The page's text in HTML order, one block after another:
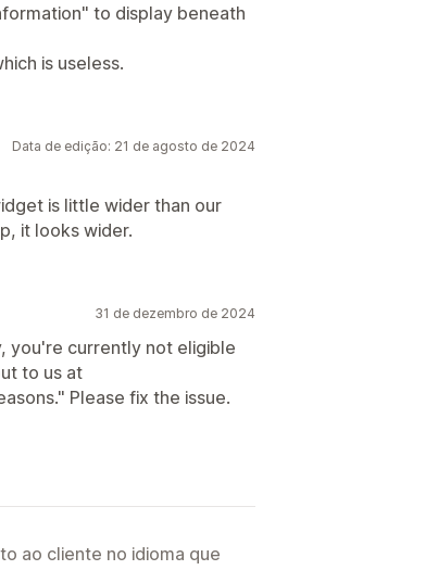
to display beneath
is useless.
Data de edição: 21 de agosto de 2024
is little wider than our
it looks wider.
31 de dezembro de 2024
you're currently not eligible
to us at
Please fix the issue.
ao cliente no idioma que